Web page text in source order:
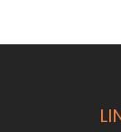
braços